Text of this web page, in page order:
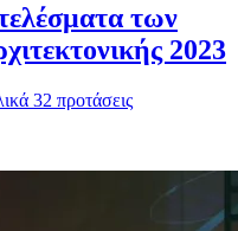
των
2023
32 προτάσεις